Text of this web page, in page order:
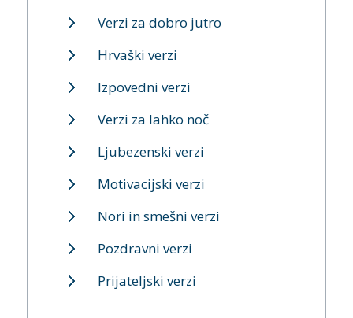
Verzi za dobro jutro
Hrvaški verzi
Izpovedni verzi
Verzi za lahko noč
Ljubezenski verzi
Motivacijski verzi
Nori in smešni verzi
Pozdravni verzi
Prijateljski verzi